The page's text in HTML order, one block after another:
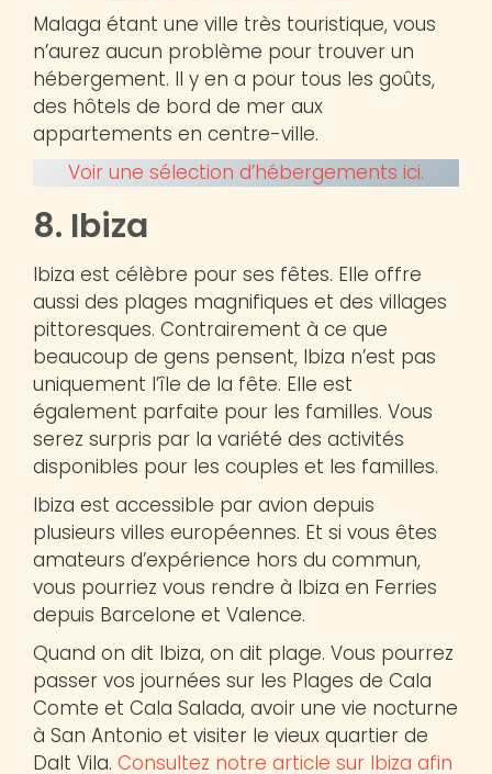
Malaga étant une ville très touristique, vous
n’aurez aucun problème pour trouver un
hébergement. Il y en a pour tous les goûts,
des hôtels de bord de mer aux
appartements en centre-ville.
Voir une sélection d’hébergements ici.
8. Ibiza
Ibiza est célèbre pour ses fêtes. Elle offre
aussi des plages magnifiques et des villages
pittoresques. Contrairement à ce que
beaucoup de gens pensent, Ibiza n’est pas
uniquement l’île de la fête. Elle est
également parfaite pour les familles. Vous
serez surpris par la variété des activités
disponibles pour les couples et les familles.
Ibiza est accessible par avion depuis
plusieurs villes européennes. Et si vous êtes
amateurs d’expérience hors du commun,
vous pourriez vous rendre à Ibiza en Ferries
depuis Barcelone et Valence.
Quand on dit Ibiza, on dit plage. Vous pourrez
passer vos journées sur les Plages de Cala
Comte et Cala Salada, avoir une vie nocturne
à San Antonio et visiter le vieux quartier de
Dalt Vila. Consultez notre article sur Ibiza afin